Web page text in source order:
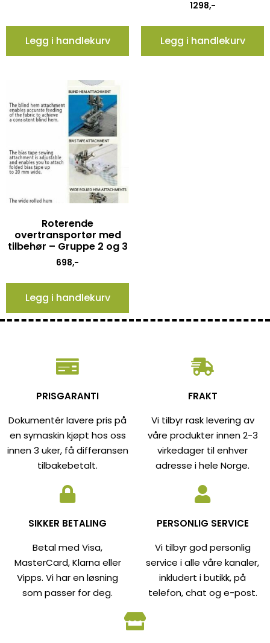
Legg i handlekurv
1298,-
Legg i handlekurv
Roterende
overtransportør med
tilbehør – Gruppe 2 og 3
698,-
Legg i handlekurv
PRISGARANTI
Dokumentér lavere pris på
en symaskin kjøpt hos oss
innen 3 uker, få differansen
tilbakebetalt.
FRAKT
Vi tilbyr rask levering av
våre produkter innen 2-3
virkedager til enhver
adresse i hele Norge.
SIKKER BETALING
Betal med Visa,
MasterCard, Klarna eller
Vipps. Vi har en løsning
som passer for deg.
PERSONLIG SERVICE
Vi tilbyr god personlig
service i alle våre kanaler,
inkludert i butikk, på
telefon, chat og e-post.